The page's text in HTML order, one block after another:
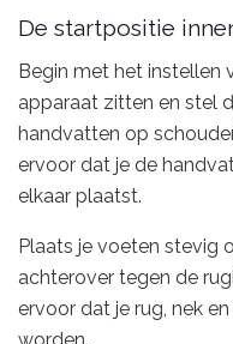
De startpositie
Begin met het instellen
apparaat zitten en stel
handvatten op
ervoor dat je de
elkaar plaatst.
Plaats je voeten stevig
achterover tegen de
ervoor dat je rug, nek
worden.